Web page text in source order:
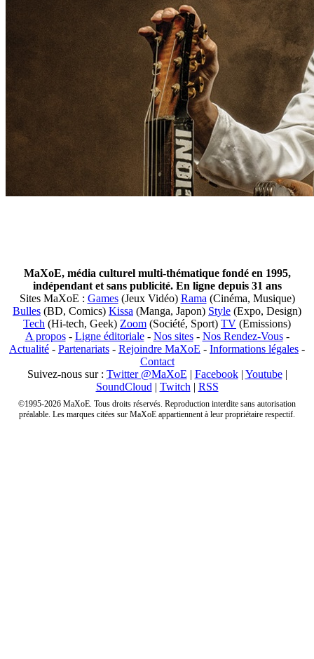
MaXoE, média culturel multi-thématique fondé en 1995,
indépendant et sans publicité. En ligne depuis 31 ans
Sites MaXoE : Games(Jeux Vidéo) Rama (Cinéma, Musique)
Bulles (BD, Comics) Kissa (Manga, Japon) Style (Expo, Design)
Tech (Hi-tech, Geek) Zoom (Société, Sport) TV (Emissions)
A propos- Ligne éditoriale- Nos sites- Nos Rendez-Vous-
Actualité - Partenariats - Rejoindre MaXoE - Informations légales -
Contact
Suivez-nous sur : Twitter @MaXoE | Facebook| Youtube|
SoundCloud | Twitch | RSS
©1995-2026 MaXoE. Tous droits réservés. Reproduction interdite sans autorisation
préalable. Les marques citées sur MaXoE appartiennent à leur propriétaire respectif.